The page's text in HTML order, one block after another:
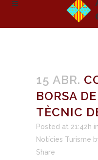
15 ABR.
BORSA
TÈCNIC
Posted at 21:42h in
Notícies Turisme
Share